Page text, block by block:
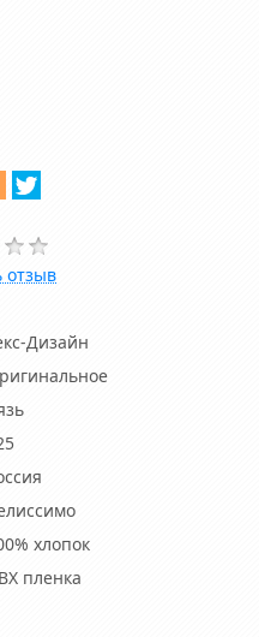
отзыв
Дизайн
хлопок
пленка